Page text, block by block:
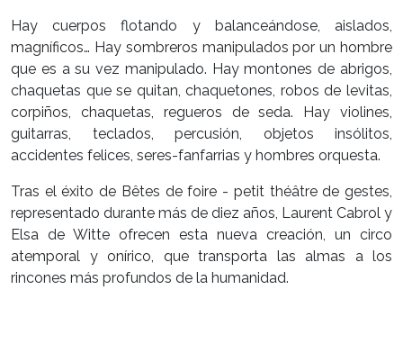
Hay cuerpos flotando y balanceándose, aislados,
magníficos… Hay sombreros manipulados por un hombre
que es a su vez manipulado. Hay montones de abrigos,
chaquetas que se quitan, chaquetones, robos de levitas,
corpiños, chaquetas, regueros de seda. Hay violines,
guitarras, teclados, percusión, objetos insólitos,
accidentes felices, seres-fanfarrias y hombres orquesta.
Tras el éxito de Bêtes de foire - petit théâtre de gestes,
representado durante más de diez años, Laurent Cabrol y
Elsa de Witte ofrecen esta nueva creación, un circo
atemporal y onírico, que transporta las almas a los
rincones más profundos de la humanidad.